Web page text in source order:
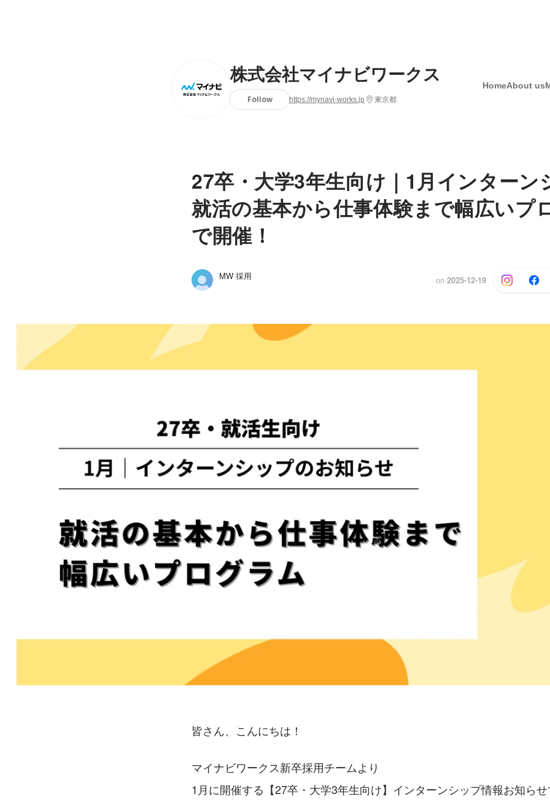
株式会社マイナビワークス
Follow https://mynavi-works.jp 東京都
HomeAbout us
27卒・大学3年生向け｜1月インターン
就活の基本から仕事体験まで幅広いプ
で開催！
MW 採用 on 2025-12-19
皆さん、こんにちは！
マイナビワークス新卒採用チームより
1月に開催する【27卒・大学3年生向け】インターンシップ情報お知ら
MW 採用
株式会社マイナビワークス /